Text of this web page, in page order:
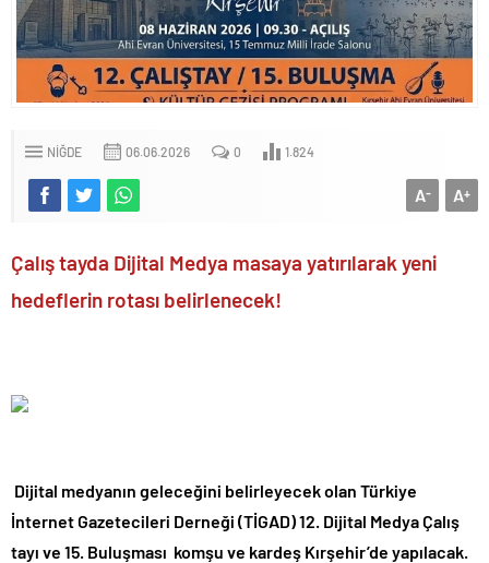
NIĞDE 06.06.2026 0 1.824
A+
A-
Çalış tayda Dijital Medya masaya yatırılarak yeni
hedeflerin rotası belirlenecek!
Dijital medyanın geleceğini belirleyecek olan Türkiye
İnternet Gazetecileri Derneği (TİGAD) 12. Dijital Medya Çalış
tayı ve 15. Buluşması komşu ve kardeş Kırşehir’de yapılacak.